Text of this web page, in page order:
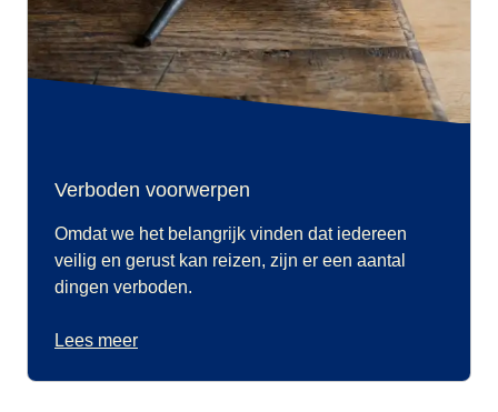
Verboden voorwerpen
Omdat we het belangrijk vinden dat iedereen
veilig en gerust kan reizen, zijn er een aantal
dingen verboden.
Lees meer